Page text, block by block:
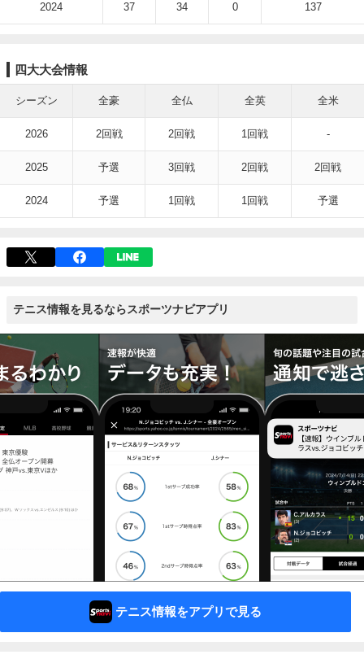
2024 37 34 0 137
四大大会情報
シーズン 全豪 全仏 全英 全米
2026 2回戦 2回戦 1回戦 -
2025 予選 3回戦 2回戦 2回戦
2024 予選 1回戦 1回戦 予選
テニス情報を見るならスポーツナビアプリ
テニス情報をアプリで見る